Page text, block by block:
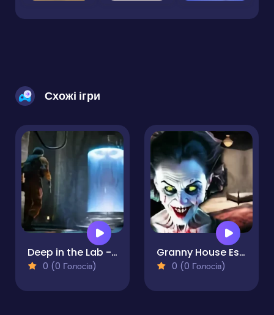
Схожі ігри
Deep in the Lab - Chapter 1
0 (0 Голосів)
Granny House Escape
0 (0 Голосів)